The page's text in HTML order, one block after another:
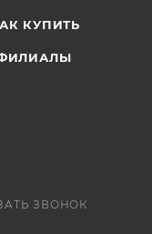
КУПИТЬ
ЗВОНОК